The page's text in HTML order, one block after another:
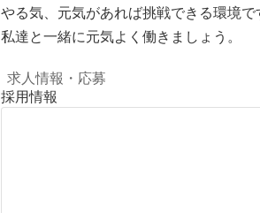
やる気、元気があれば挑戦できる環境で
私達と一緒に元気よく働きましょう。
求人情報・応募
採用情報